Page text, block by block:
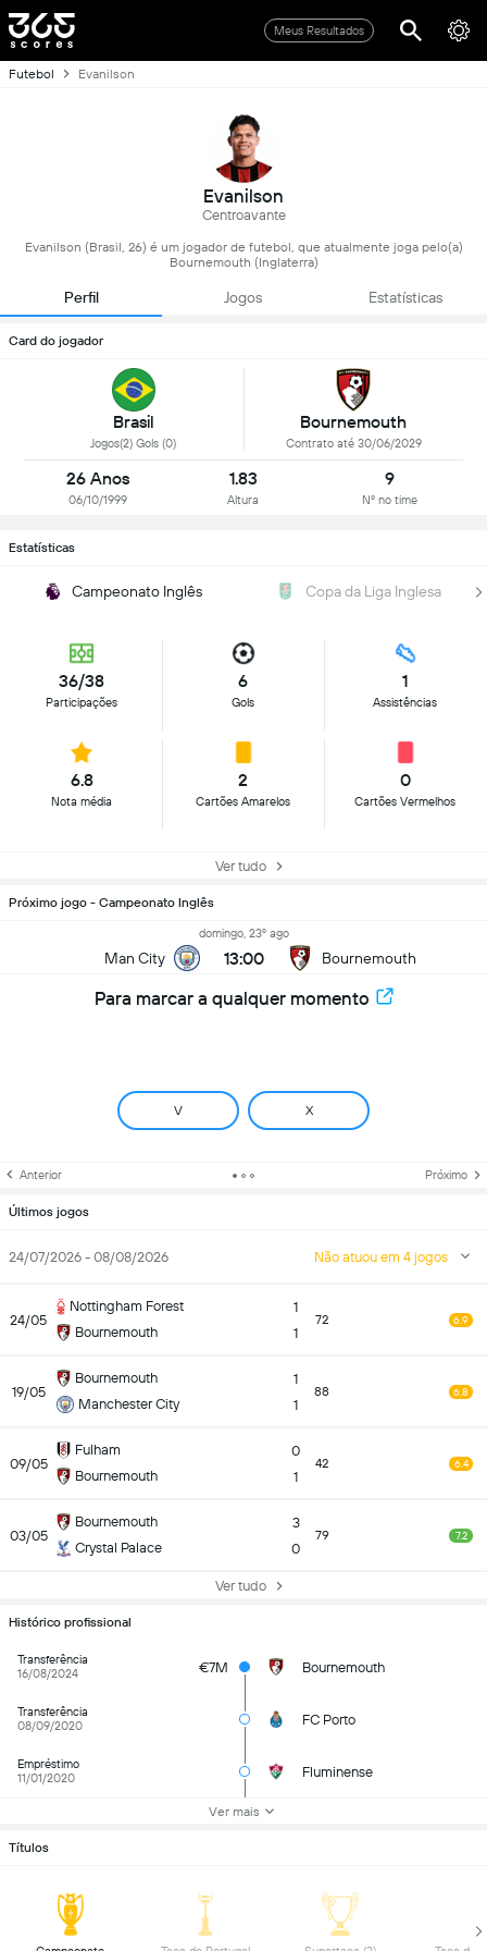
Meus Resultados
Futebol Evanilson
Evanilson
Centroavante
Evanilson (Brasil, 26) é um jogador de futebol, que atualmente joga pelo(a)
Bournemouth (Inglaterra)
Perfil Jogos Estatísticas
Card do jogador
Brasil
Jogos(2) Gols (0)
Bournemouth
Contrato até 30/06/2029
26 Anos
06/10/1999
1.83
Altura
9
Nº no time
Estatísticas
Campeonato Inglês Copa da Liga Inglesa
36/38
Participações
6
Gols
1
Assistências
6.8
Nota média
2
Cartões Amarelos
0
Cartões Vermelhos
Ver tudo
Próximo jogo - Campeonato Inglês
Man City
domingo, 23º ago
13:00 Bournemouth
Para marcar a qualquer momento
V X
Anterior Próximo
Últimos jogos
24/07/2026 - 08/08/2026 Não atuou em 4 jogos
24/05
Nottingham Forest
Bournemouth
1
1
72 6.9
19/05
Bournemouth
Manchester City
1
1
88 6.8
09/05
Fulham
Bournemouth
0
1
42 6.4
03/05
Bournemouth
Crystal Palace
3
0
79 7.2
Ver tudo
Histórico profissional
Transferência
16/08/2024
€7M Bournemouth
Transferência
08/09/2020
FC Porto
Empréstimo
11/01/2020
Fluminense
Ver mais
Títulos